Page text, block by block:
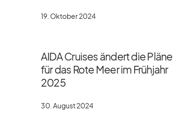
19. Oktober 2024
AIDA Cruises ändert die Pläne
für das Rote Meer im Frühjahr
2025
30. August 2024